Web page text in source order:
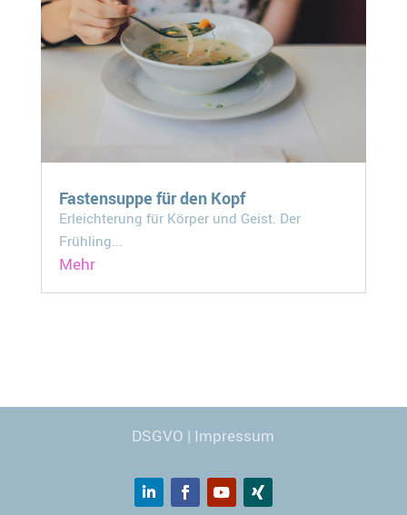
Fastensuppe für den Kopf
Erleichterung für Körper und Geist. Der
Frühling...
Mehr
DSGVO | Impressum